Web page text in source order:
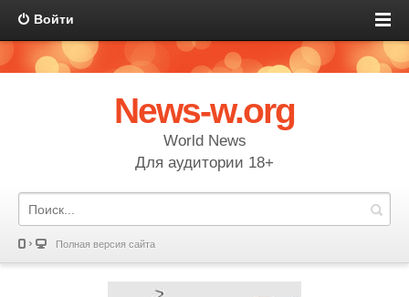
Войти
News-w.org
World News
Для аудитории 18+
Полная версия сайта